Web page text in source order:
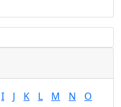
I J K L M N
O